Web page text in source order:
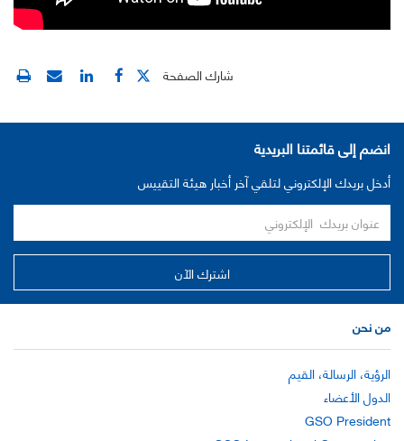
شارك الصفحة
انضم إلى قائمتنا البريدية
أدخل بريدك الإلكتروني لتلقي آخر أخبار هيئة التقييس
من نحن
الرؤية، الرسالة، القيم
الدول الأعضاء
GSO President